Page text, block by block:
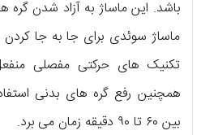
باشد. این ماساژ به آزاد شدن
ماساژ سوئدی برای جا به جا
تکنیک های حرکتی مفصلی
همچنین رفع گره های بدنی
بین ۶۰ تا ۹۰ دقیقه زمان می برد.